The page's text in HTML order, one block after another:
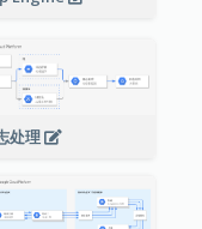
处理